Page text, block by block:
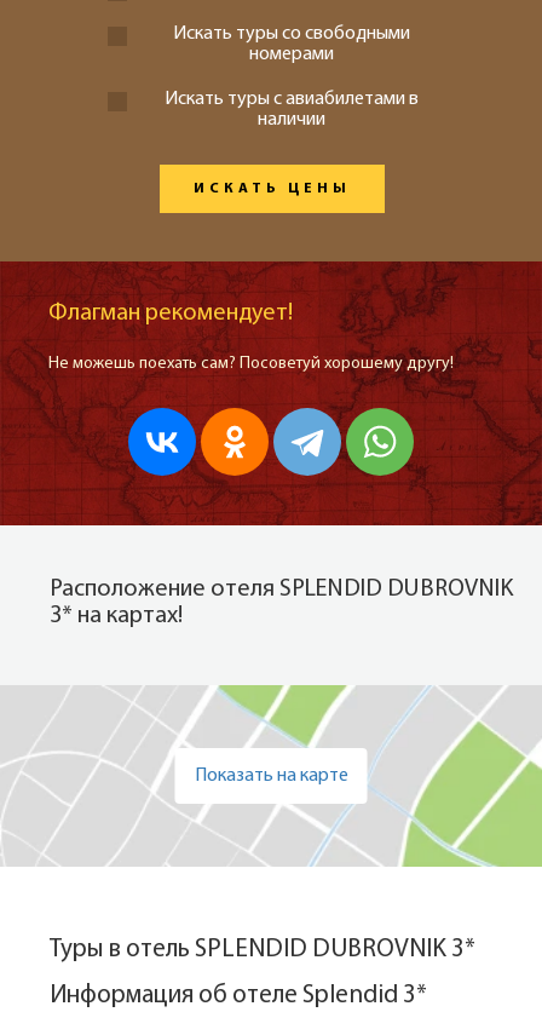
Искать туры со свободными
номерами
Искать туры с авиабилетами в
наличии
ИСКАТЬ ЦЕНЫ
Флагман рекомендует!
Не можешь поехать сам? Посоветуй хорошему другу!
Расположение отеля SPLENDID DUBROVNIK
3* на картах!
Показать на карте
Туры в отель SPLENDID DUBROVNIK 3*
Информация об отеле Splendid 3*